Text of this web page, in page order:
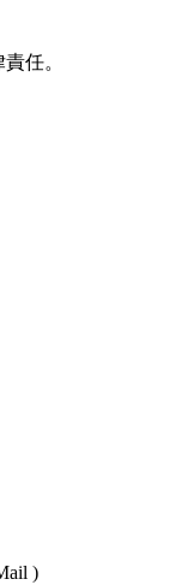
任。
)